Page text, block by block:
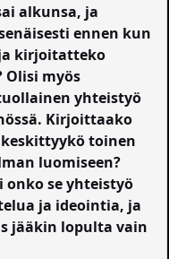
alkunsa, ja
ennen kun
kirjoitatteko
Olisi myös
yhteistyö
Kirjoittaako
toinen
luomiseen?
onko se yhteistyö
ja ideointia, ja
jääkin lopulta vain